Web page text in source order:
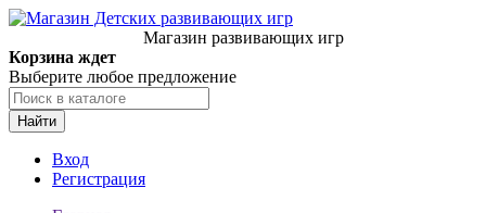
Магазин развивающих игр
Корзина ждет
Выберите любое предложение
Найти
Вход
Регистрация